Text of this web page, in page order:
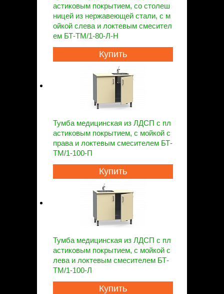
астиковым покрытием, со столеш
ницей из нержавеющей стали, с м
ойкой слева и локтевым смесител
ем БТ-ТМ/1-80-Л-Н
Купить
Тумба медицинская из ЛДСП с пл
астиковым покрытием, с мойкой с
права и локтевым смесителем БТ-
ТМ/1-100-П
Купить
Тумба медицинская из ЛДСП с пл
астиковым покрытием, с мойкой с
лева и локтевым смесителем БТ-
ТМ/1-100-Л
Купить